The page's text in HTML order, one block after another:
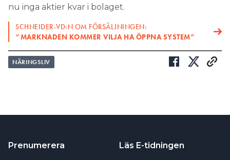
nu inga aktier kvar i bolaget.
SCHNEIDER-VD:N OM FÖRSÄLJNINGEN:
”MARKNADEN KOMMER VILJA HA ÖPPNA SYSTEM”
NÄRINGSLIV
Prenumerera Läs E-tidningen